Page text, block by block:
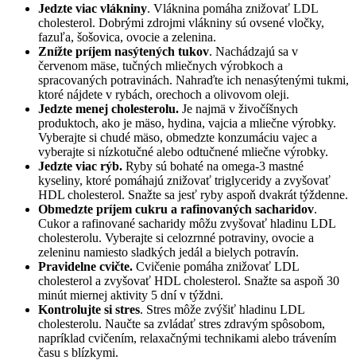
Jedzte viac vlákniny. Vláknina pomáha znižovať LDL
cholesterol. Dobrými zdrojmi vlákniny sú ovsené vločky,
fazuľa, šošovica, ovocie a zelenina.
Znížte príjem nasýtených tukov. Nachádzajú sa v
červenom mäse, tučných mliečnych výrobkoch a
spracovaných potravinách. Nahraďte ich nenasýtenými tukmi,
ktoré nájdete v rybách, orechoch a olivovom oleji.
Jedzte menej cholesterolu. Je najmä v živočíšnych
produktoch, ako je mäso, hydina, vajcia a mliečne výrobky.
Vyberajte si chudé mäso, obmedzte konzumáciu vajec a
vyberajte si nízkotučné alebo odtučnené mliečne výrobky.
Jedzte viac rýb. Ryby sú bohaté na omega-3 mastné
kyseliny, ktoré pomáhajú znižovať triglyceridy a zvyšovať
HDL cholesterol. Snažte sa jesť ryby aspoň dvakrát týždenne.
Obmedzte príjem cukru a rafinovaných sacharidov.
Cukor a rafinované sacharidy môžu zvyšovať hladinu LDL
cholesterolu. Vyberajte si celozrnné potraviny, ovocie a
zeleninu namiesto sladkých jedál a bielych potravín.
Pravidelne cvičte. Cvičenie pomáha znižovať LDL
cholesterol a zvyšovať HDL cholesterol. Snažte sa aspoň 30
minút miernej aktivity 5 dní v týždni.
Kontrolujte si stres. Stres môže zvýšiť hladinu LDL
cholesterolu. Naučte sa zvládať stres zdravým spôsobom,
napríklad cvičením, relaxačnými technikami alebo trávením
času s blízkymi.